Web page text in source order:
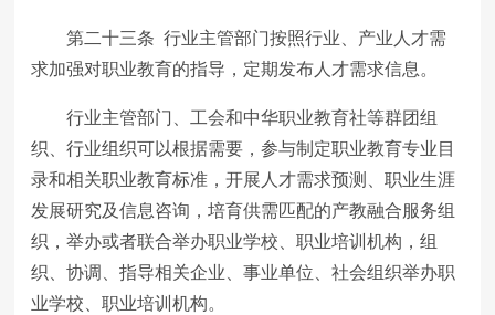
第二十三条 行业主管部门按照行业、产业人才需
求加强对职业教育的指导，定期发布人才需求信息。
行业主管部门、工会和中华职业教育社等群团组
织、行业组织可以根据需要，参与制定职业教育专业目
录和相关职业教育标准，开展人才需求预测、职业生涯
发展研究及信息咨询，培育供需匹配的产教融合服务组
织，举办或者联合举办职业学校、职业培训机构，组
织、协调、指导相关企业、事业单位、社会组织举办职
业学校、职业培训机构。